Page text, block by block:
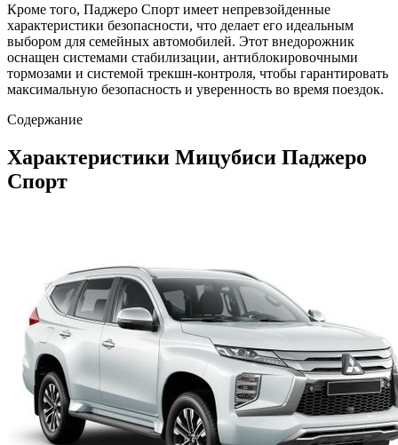
Кроме того, Паджеро Спорт имеет непревзойденные
характеристики безопасности, что делает его идеальным
выбором для семейных автомобилей. Этот внедорожник
оснащен системами стабилизации, антиблокировочными
тормозами и системой трекшн-контроля, чтобы гарантировать
максимальную безопасность и уверенность во время поездок.
Содержание
Характеристики Мицубиси Паджеро
Спорт